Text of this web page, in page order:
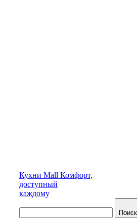
Кухни Mall Комфорт,
доступный
каждому
Поиск